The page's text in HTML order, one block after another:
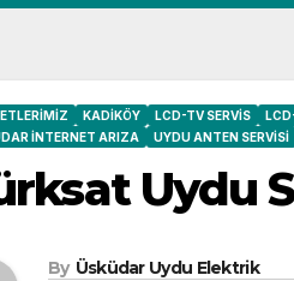
KADIKÖY LCD-TV SERVIS
İNTERNET ARIZA
UYDU ANTEN SERVISI
Uydu
By Üsküdar Uydu Elektrik